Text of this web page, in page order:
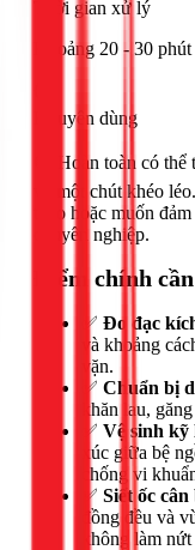
Thời gian xử lý
Khoảng 20 - 30
Khuyên dùng
🟢 Hoàn toàn có
và một chút khéo
tháo hoặc muốn
chuyên nghiệp.
Điểm chính
✅ Đo đạc
và khoảng
vặn.
✅ Chuẩn bị
khăn lau,
✅ Vệ sinh kỹ
xúc giữa bệ
chống vi
✅ Siết ốc cân
đồng đều và
không làm